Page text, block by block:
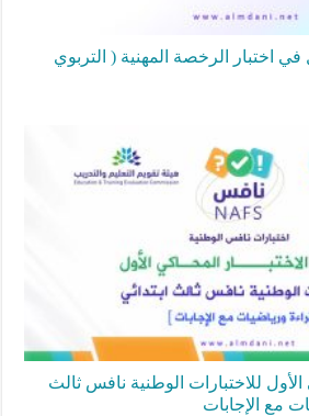
اختبار الرخصة المهنية ( التربوي
الأول للاختبارات الوطنية نافس ثالث
مع الإجابات